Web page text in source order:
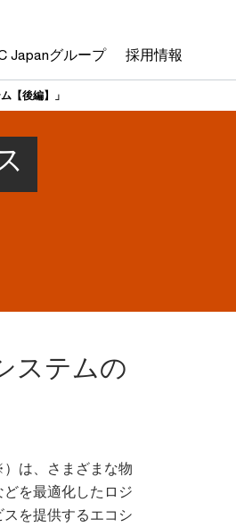
Japanグループ 採用情報
【後編】」
ステムの
は、さまざまな物
を最適化したロジ
を提供するエコシ